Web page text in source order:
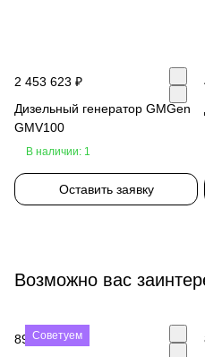
2 453 623 ₽
Дизельный генератор GMGen
GMV100
В наличии: 1
Оставить заявку
Возможно вас
Советуем
890 000 ₽